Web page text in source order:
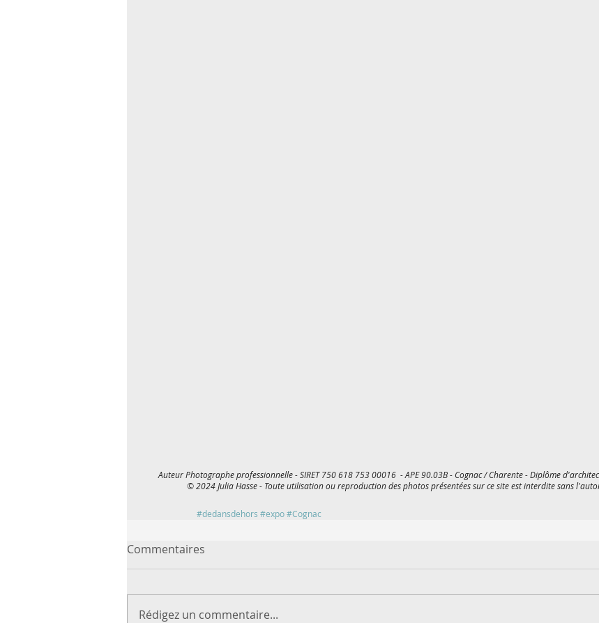
#dedansdehors #expo#Cognac
Commentaires
Rédigez un commentaire...
Auteur Photographe professionnelle - SIRET 750 618 753 00016 - APE 90.03B - Cognac / Charente - Diplôme
© 2024 Julia Hasse - Toute utilisation ou reproduction des photos présentées sur ce site est interdite sans